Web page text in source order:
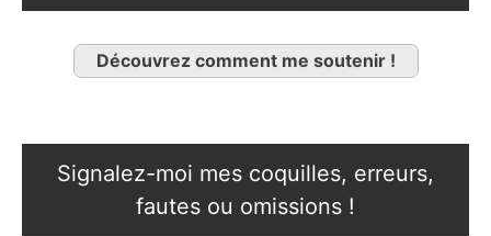
Découvrez comment me soutenir !
Signalez-moi mes coquilles, erreurs,
fautes ou omissions !